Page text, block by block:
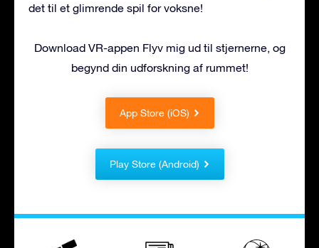
det til et glimrende spil for voksne!
Download VR-appen Flyv mig ud til stjernerne, og
begynd din udforskning af rummet!
App Store (iOS)
Play Store (Android)